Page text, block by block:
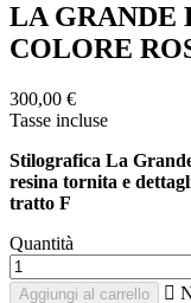
LA GRANDE
COLORE
300,00 €
Tasse incluse
Stilografica La
resina tornita e
tratto F
Quantità
Aggiungi al carrello 